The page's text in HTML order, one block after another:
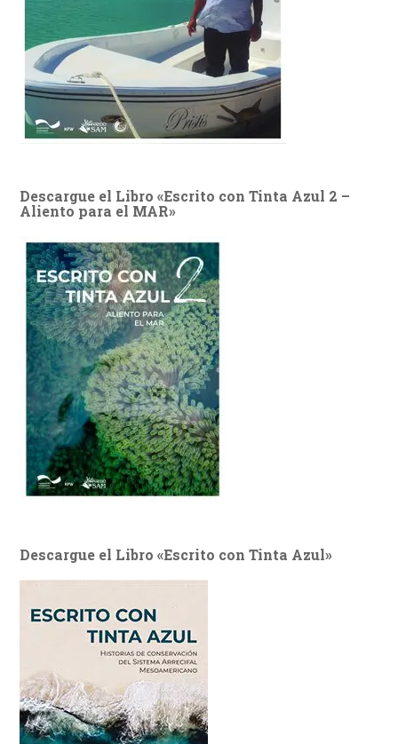
Descargue el Libro «Escrito con Tinta Azul 2 –
Aliento para el MAR»
Descargue el Libro «Escrito con Tinta Azul»